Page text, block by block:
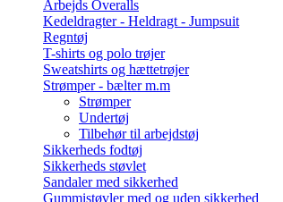
Arbejds Overalls
Kedeldragter - Heldragt - Jumpsuit
Regntøj
T-shirts og polo trøjer
Sweatshirts og hættetrøjer
Strømper - bælter m.m
Strømper
Undertøj
Tilbehør til arbejdstøj
Sikkerheds fodtøj
Sikkerheds støvlet
Sandaler med sikkerhed
Gummistøvler med og uden sikkerhed